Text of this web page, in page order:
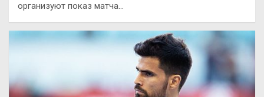
организуют показ матча…